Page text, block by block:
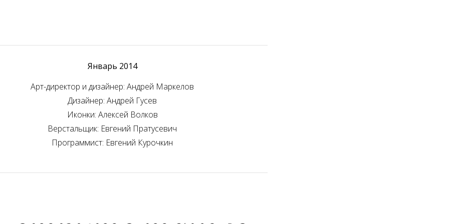
Видимо, с таким тонким шрифтом не прокатит. Да и серый фон сильно
Калейдоскоп. Вот куда надо копать.
Январь 2014
Арт-директор и дизайнер: Андрей Маркелов
Дизайнер: Андрей Гусев
Иконки: Алексей Волков
Верстальщик: Евгений Пратусевич
Программист: Евгений Курочкин